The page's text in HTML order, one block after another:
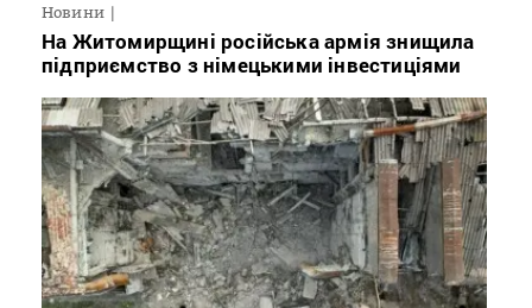
Новини
На Житомирщині російська армія знищила
підприємство з німецькими інвестиціями